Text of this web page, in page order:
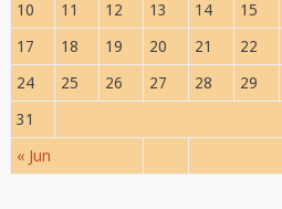
« Jun
10 11 12 13 14 15
17 18 19 20 21 22
24 25 26 27 28 29
31